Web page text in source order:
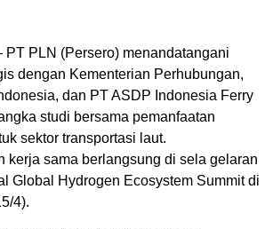
PT PLN (Persero) menandatangani
dengan Kementerian Perhubungan,
dan PT ASDP Indonesia Ferry
studi bersama pemanfaatan
sektor transportasi laut.
kerja sama berlangsung di sela gelaran
Global Hydrogen Ecosystem Summit di
4).